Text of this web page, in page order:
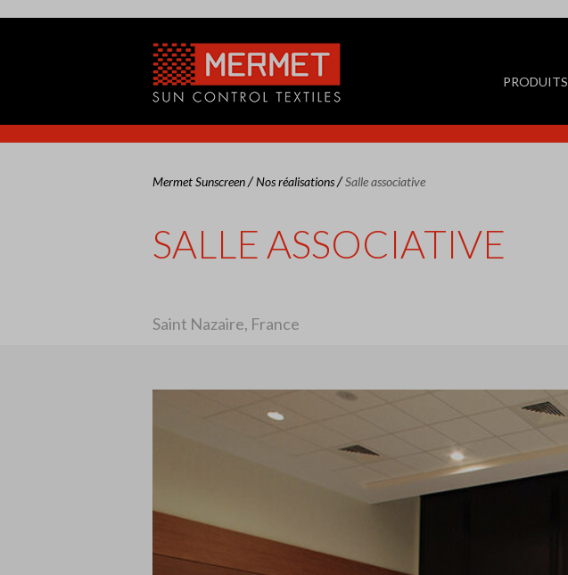
PRODUITS
Mermet Sunscreen/Nos réalisations/Salle associative
SALLE ASSOCIATIVE
Saint Nazaire, France